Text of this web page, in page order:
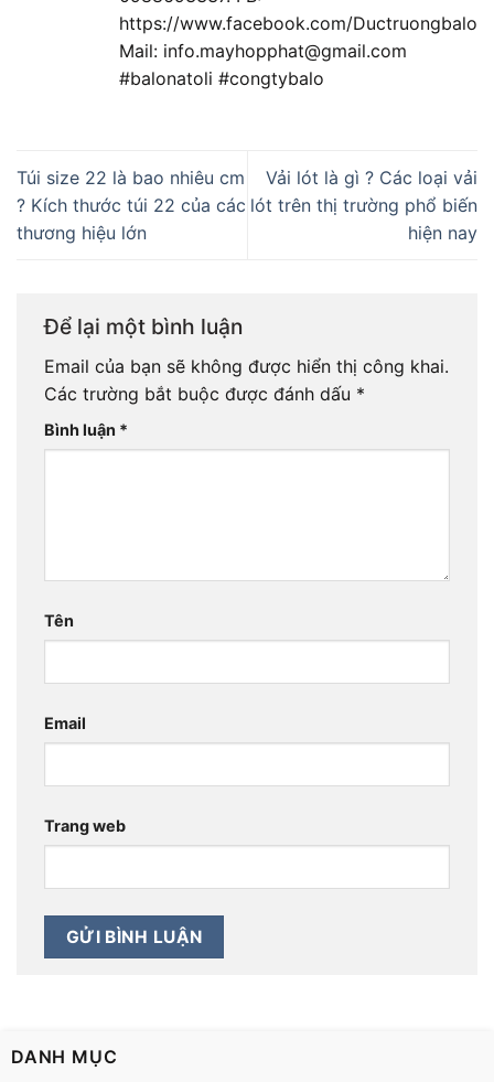
https://www.facebook.com/Ductruongbalo
Mail: info.mayhopphat@gmail.com
#balonatoli #congtybalo
Túi size 22 là bao nhiêu cm
? Kích thước túi 22 của các
thương hiệu lớn
Vải lót là gì ? Các loại vải
lót trên thị trường phổ biến
hiện nay
Để lại một bình luận
Email của bạn sẽ không được hiển thị công khai.
Các trường bắt buộc được đánh dấu *
Bình luận *
Tên
Email
Trang web
DANH MỤC